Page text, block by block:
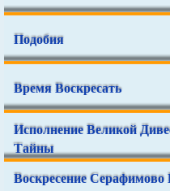
Подобия
Время Воскресать
Исполнение Великой
Тайны
Воскресение